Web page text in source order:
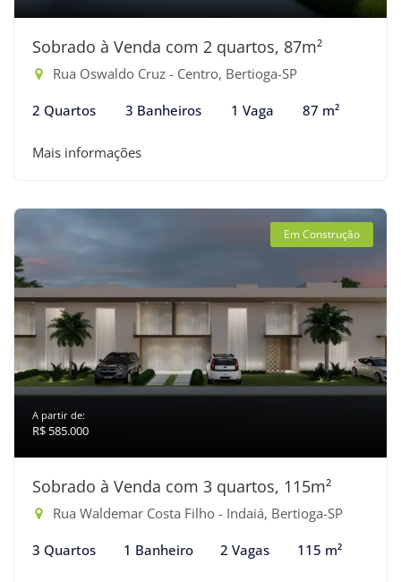
Sobrado à Venda com 2 quartos, 87m²
Rua Oswaldo Cruz - Centro, Bertioga-SP
2 Quartos 3 Banheiros 1 Vaga 87 m²
Mais informações
Em Construção
A partir de:
R$ 585.000
Sobrado à Venda com 3 quartos, 115m²
Rua Waldemar Costa Filho - Indaiá, Bertioga-SP
3 Quartos 1 Banheiro 2 Vagas 115 m²